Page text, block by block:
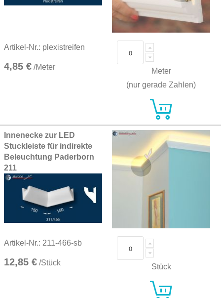
Artikel-Nr.: plexistreifen
4,85 € /Meter
Meter
(nur gerade Zahlen)
Innenecke zur LED
Stuckleiste für indirekte
Beleuchtung Paderborn
211
Artikel-Nr.: 211-466-sb
12,85 € /Stück Stück